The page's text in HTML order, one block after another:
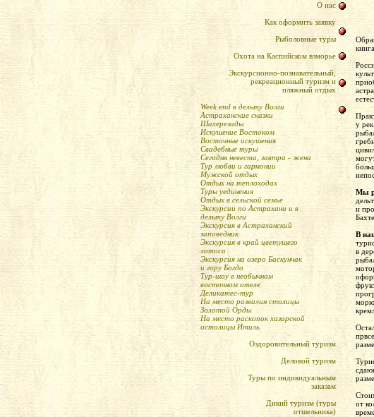
у
Мы
и
В
в
от
О нас
Как оформить заявку
Рыболовные туры
Охота на Каспийском взморье
Экскурсионно-познавательный,
рекреационный туризм и
пляжный отдых
Week end в дельту Волги
Астраханские сказки
Шахерезады
Искушение Востоком
Восточные искушения
Свадебные туры
Сегодня невеста, завтра - жена
Тур любви и гармонии
Мужской отдых
Отдых на теплоходах
Туры уединения
Отдых в сельской семье
Экскурсии по Астрахани и в
дельту Волги
Экскурсия в Астраханский
заповедник
Экскурсия в край цветущего
лотоса
Экскурсия на озеро Баскунчак
и гору Богдо
Тур-шоу в необычном
восточном отеле
Деликатес-тур
На место развалин столицы
Золотой Орды
На место раскопок хазарской
остолицы Итиль
Оздоровительный туризм
Деловой туризм
Туры по индивидуальным
заказам
Дикий туризм (туры
отшельника)